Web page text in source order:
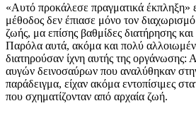
«Αυτό προκάλεσε πραγματικά έκπληξη»
μέθοδος δεν έπιασε μόνο τον
ζωής, μα επίσης βαθμίδες διατήρησης
Παρόλα αυτά, ακόμα και πολύ
διατηρούσαν ίχνη αυτής της
αυγών δεινοσαύρων που αναλύθηκαν
παράδειγμα, είχαν ακόμα εντοπίσιμες
που σχηματίζονταν από αρχαία ζωή.